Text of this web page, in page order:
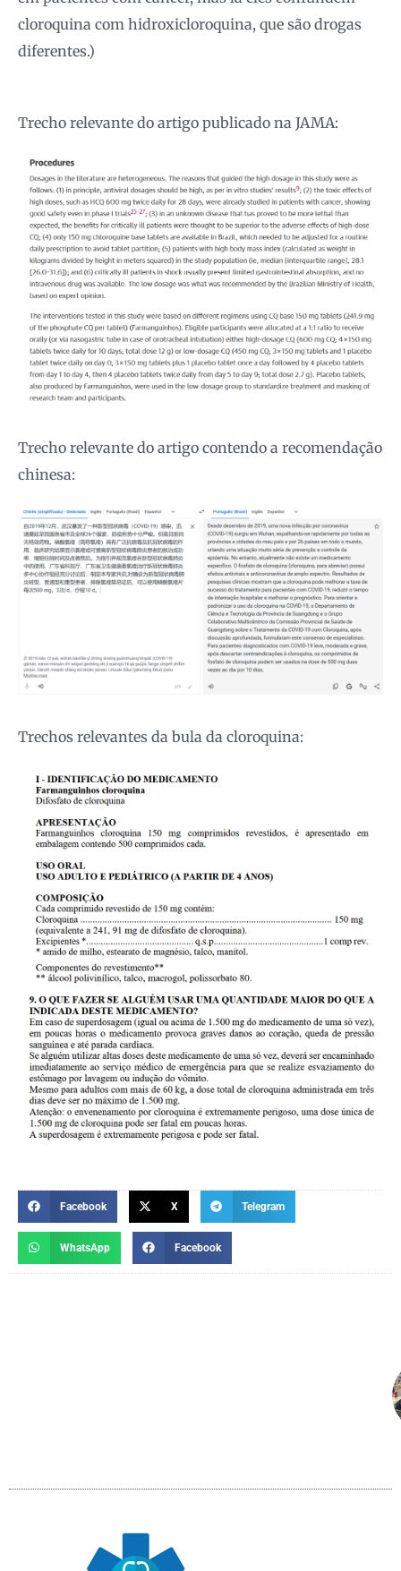
cloroquina com hidroxicloroquina, que são drogas
diferentes.)
Trecho relevante do artigo publicado na JAMA:
Trecho relevante do artigo contendo a recomendação
chinesa:
Trechos relevantes da bula da cloroquina:
Facebook X Telegram
WhatsApp Facebook